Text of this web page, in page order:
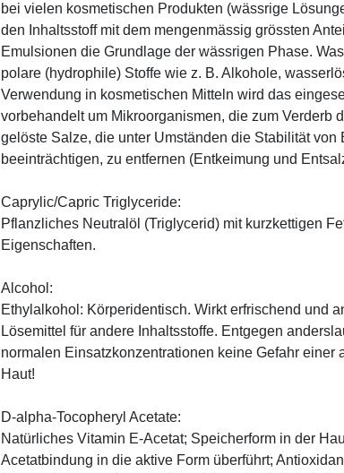
bei vielen kosmetischen Produkten (wässrige
den Inhaltsstoff mit dem mengenmässig grössten
Emulsionen die Grundlage der wässrigen Phase.
polare (hydrophile) Stoffe wie z. B. Alkohole,
Verwendung in kosmetischen Mitteln wird das
vorbehandelt um Mikroorganismen, die zum Verderb
gelöste Salze, die unter Umständen die Stabilität von
beeinträchtigen, zu entfernen (Entkeimung und
Caprylic/Capric Triglyceride:
Pflanzliches Neutralöl (Triglycerid) mit kurzkettigen
Eigenschaften.
Alcohol:
Ethylalkohol: Körperidentisch. Wirkt erfrischend und
Lösemittel für andere Inhaltsstoffe. Entgegen
normalen Einsatzkonzentrationen keine Gefahr einer
Haut!
D-alpha-Tocopheryl Acetate:
Natürliches Vitamin E-Acetat; Speicherform in der
Acetatbindung in die aktive Form überführt;